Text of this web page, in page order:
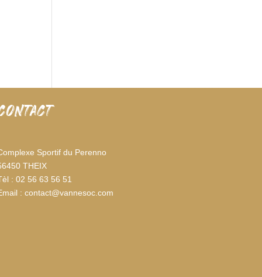
Sportif du Perenno
THEIX
: 02 56 63 56 51
: contact@vannesoc.com